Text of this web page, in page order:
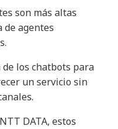
son más altas
de agentes
los chatbots para
un servicio sin
DATA, estos